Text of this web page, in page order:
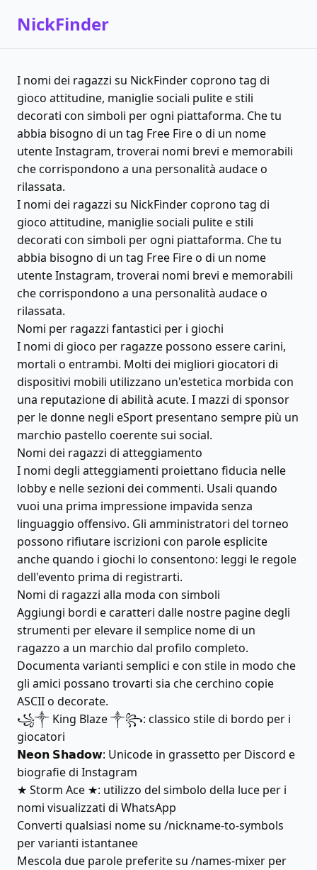
NickFinder
I nomi dei ragazzi su NickFinder coprono tag di
gioco attitudine, maniglie sociali pulite e stili
decorati con simboli per ogni piattaforma. Che tu
abbia bisogno di un tag Free Fire o di un nome
utente Instagram, troverai nomi brevi e memorabili
che corrispondono a una personalità audace o
rilassata.
I nomi dei ragazzi su NickFinder coprono tag di
gioco attitudine, maniglie sociali pulite e stili
decorati con simboli per ogni piattaforma. Che tu
abbia bisogno di un tag Free Fire o di un nome
utente Instagram, troverai nomi brevi e memorabili
che corrispondono a una personalità audace o
rilassata.
Nomi per ragazzi fantastici per i giochi
I nomi di gioco per ragazze possono essere carini,
mortali o entrambi. Molti dei migliori giocatori di
dispositivi mobili utilizzano un'estetica morbida con
una reputazione di abilità acute. I mazzi di sponsor
per le donne negli eSport presentano sempre più un
marchio pastello coerente sui social.
Nomi dei ragazzi di atteggiamento
I nomi degli atteggiamenti proiettano fiducia nelle
lobby e nelle sezioni dei commenti. Usali quando
vuoi una prima impressione impavida senza
linguaggio offensivo. Gli amministratori del torneo
possono rifiutare iscrizioni con parole esplicite
anche quando i giochi lo consentono: leggi le regole
dell'evento prima di registrarti.
Nomi di ragazzi alla moda con simboli
Aggiungi bordi e caratteri dalle nostre pagine degli
strumenti per elevare il semplice nome di un
ragazzo a un marchio dal profilo completo.
Documenta varianti semplici e con stile in modo che
gli amici possano trovarti sia che cerchino copie
ASCII o decorate.
꧁༒ King Blaze ༒꧂: classico stile di bordo per i
giocatori
𝗡𝗲𝗼𝗻 𝗦𝗵𝗮𝗱𝗼𝘄: Unicode in grassetto per Discord e
biografie di Instagram
★ Storm Ace ★: utilizzo del simbolo della luce per i
nomi visualizzati di WhatsApp
Converti qualsiasi nome su /nickname-to-symbols
per varianti istantanee
Mescola due parole preferite su /names-mixer per